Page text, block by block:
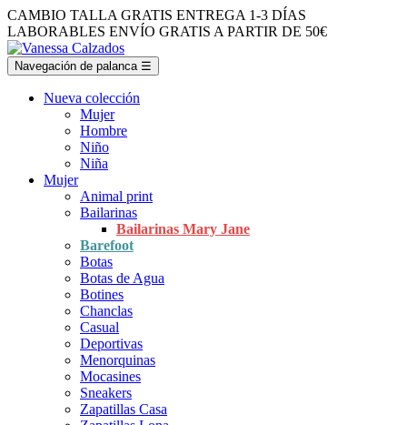
CAMBIO TALLA GRATIS ENTREGA 1-3 DÍAS
LABORABLES ENVÍO GRATIS A PARTIR DE 50€
Navegación de palanca ☰
Nueva colección
Mujer
Hombre
Niño
Niña
Mujer
Animal print
Bailarinas
Bailarinas Mary Jane
Barefoot
Botas
Botas de Agua
Botines
Chanclas
Casual
Deportivas
Menorquinas
Mocasines
Sneakers
Zapatillas Casa